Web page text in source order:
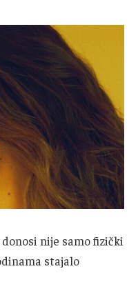
nije samo fizički
stajalo